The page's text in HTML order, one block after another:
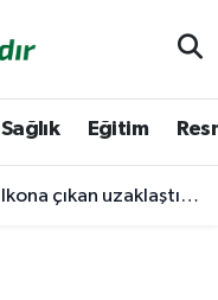
Sağlık Eğitim
kararlı koca ikna edildi